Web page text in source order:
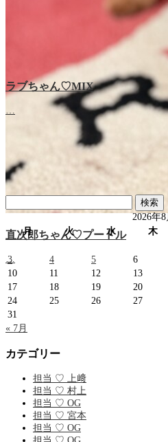
ラブちゃん♡プードル
直次郎ちゃん♡プードル
…
ラブちゃん♡MIX
索:
2026年8
月
火 水 木
3
4 5 6
10
11 12 13
17
18 19 20
24
25 26 27
31
« 7月
カテゴリー
担当 ♡ 上﨑
担当 ♡ 村上
担当 ♡ OG
担当 ♡ 宮本
担当 ♡ OG